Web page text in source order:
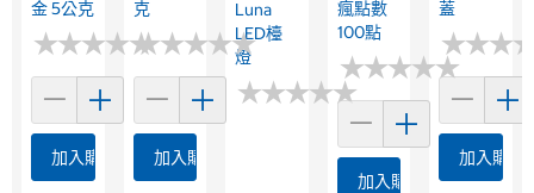
金 5公克
★★★★★
★★★★★
加入購物車
克
★★★★★
★★★★★
加入購物車
Luna
LED檯
燈
★★★★★
★★★★★
瘋點數
100點
★★★★★
★★★★★
加入購物車
蓋
★★★
★★★
加入購物